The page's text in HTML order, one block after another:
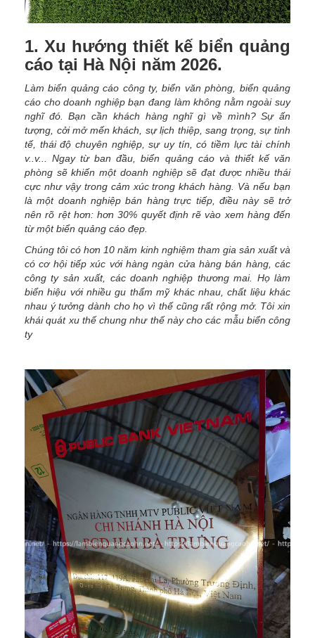
1. Xu hướng thiết kế biển quảng
cáo tại Hà Nội năm 2026.
Làm biển quảng cáo công ty, biển văn phòng, biển quảng
cáo cho doanh nghiệp bạn đang làm không nằm ngoài suy
nghĩ đó. Bạn cần khách hàng nghĩ gì về mình? Sự ấn
tượng, cởi mở mến khách, sự lịch thiệp, sang trọng, sự tinh
tế, thái độ chuyên nghiệp, sự uy tín, có tiềm lực tài chính
v..v... Ngay từ ban đầu, biển quảng cáo và thiết kế văn
phòng sẽ khiến một doanh nghiệp sẽ đạt được nhiều thái
cực như vậy trong cảm xúc trong khách hàng. Và nếu bạn
là một doanh nghiệp bán hàng trực tiếp, điều này sẽ trở
nên rõ rệt hơn: hơn 30% quyết định rẽ vào xem hàng đến
từ một biển quảng cáo đẹp.
Chúng tôi có hơn 10 năm kinh nghiệm tham gia sản xuất và
có cơ hội tiếp xúc với hàng ngàn cửa hàng bán hàng, các
công ty sản xuất, các doanh nghiệp thương mai. Họ làm
biển hiệu với nhiều gu thẩm mỹ khác nhau, chất liệu khác
nhau ý tưởng dành cho họ vì thế cũng rất rộng mở. Tôi xin
khái quát xu thế chung như thế này cho các mẫu biển công
ty